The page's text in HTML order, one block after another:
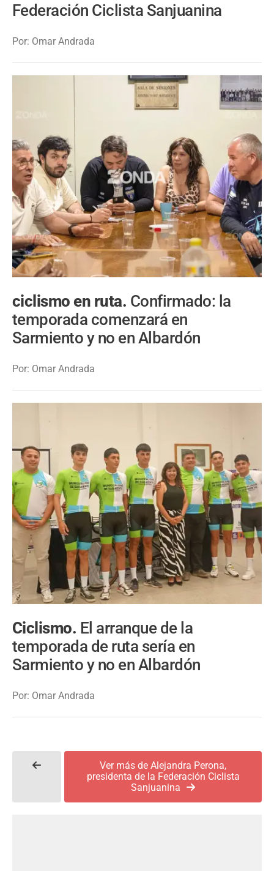
Federación Ciclista Sanjuanina
Por: Omar Andrada
ciclismo en ruta. Confirmado: la
temporada comenzará en
Sarmiento y no en Albardón
Por: Omar Andrada
Ciclismo. El arranque de la
temporada de ruta sería en
Sarmiento y no en Albardón
Por: Omar Andrada
Ver más de Alejandra Perona,
presidenta de la Federación Ciclista
Sanjuanina